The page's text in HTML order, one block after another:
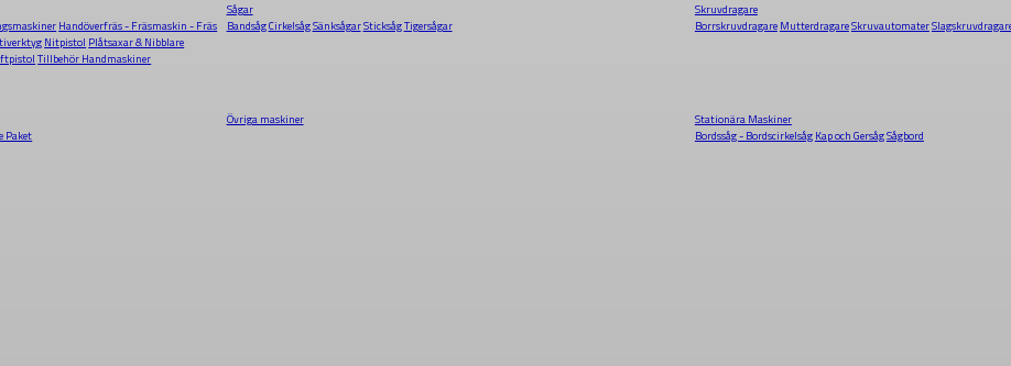
Handöverfräs - Fräsmaskin - Fräs
Nitpistol Plåtsaxar & Nibblare
Tillbehör Handmaskiner
Sågar
BandsågCirkelsågSänksågarSticksågTigersågar
Skruvdragare
Borrskruvdragare MutterdragareSkruvautomater
Paket
Övriga maskiner
Stationära Maskiner
Bordssåg - Bordscirkelsåg Kap och GersågSågbord